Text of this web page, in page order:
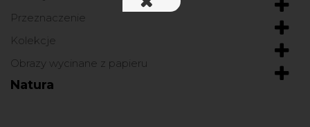
Przeznaczenie
Kolekcje
Obrazy wycinane z papieru
Natura